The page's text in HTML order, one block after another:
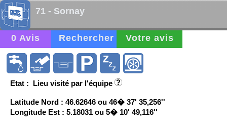
71 - Sornay
0 Avis Rechercher Votre avis
Etat : Lieu visité par l'équipe
Latitude Nord : 46.62646 ou 46� 37' 35,256''
Longitude Est : 5.18031 ou 5� 10' 49,116''